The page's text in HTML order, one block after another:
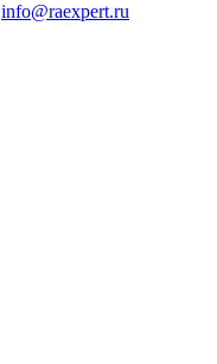
info@raexpert.ru